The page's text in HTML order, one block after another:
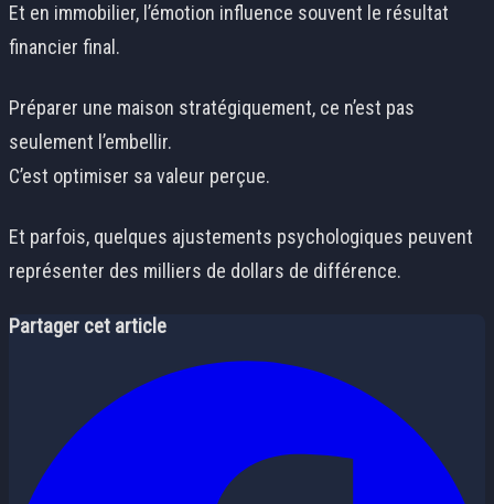
Et en immobilier, l’émotion influence souvent le résultat
financier final.
Préparer une maison stratégiquement, ce n’est pas
seulement l’embellir.
C’est optimiser sa valeur perçue.
Et parfois, quelques ajustements psychologiques peuvent
représenter des milliers de dollars de différence.
Partager cet article